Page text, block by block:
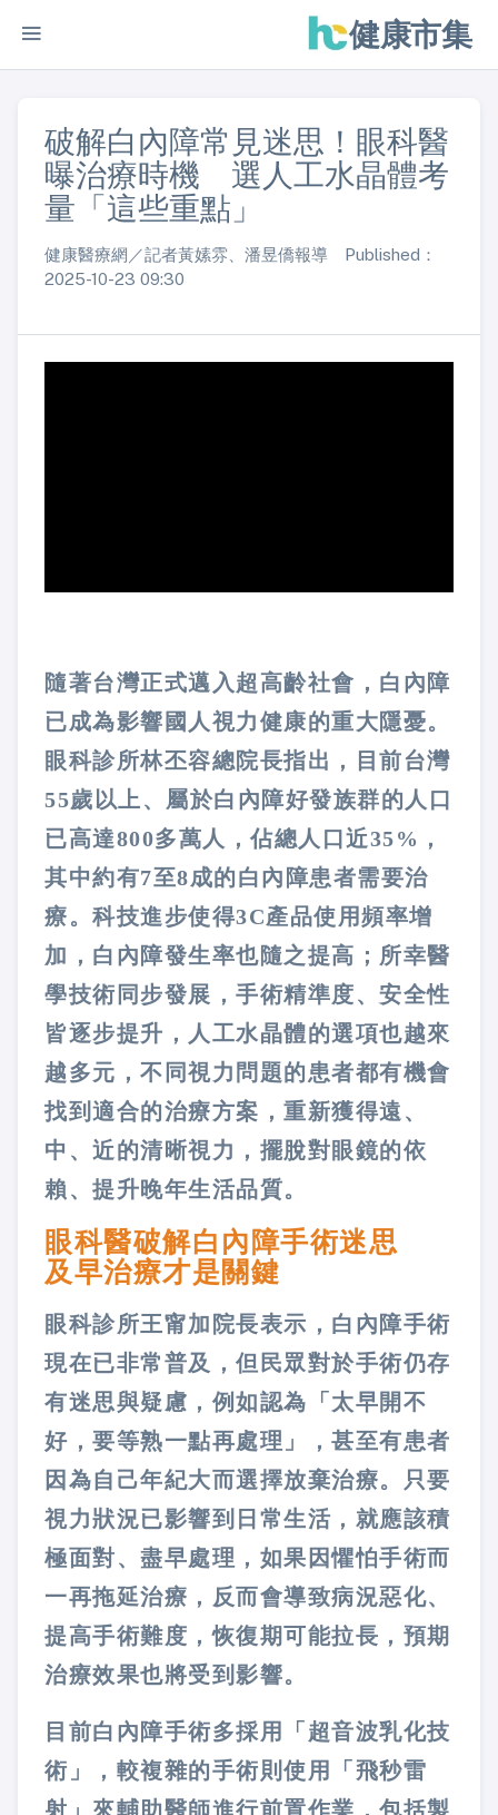
健康市集
破解白內障常見迷思！眼科醫
曝治療時機 選人工水晶體考
量「這些重點」
健康醫療網／記者黃嫊雰、潘昱僑報導 Published：
2025-10-23 09:30
隨著台灣正式邁入超高齡社會，白內障
已成為影響國人視力健康的重大隱憂。
眼科診所林丕容總院長指出，目前台灣
55歲以上、屬於白內障好發族群的人口
已高達800多萬人，佔總人口近35%，
其中約有7至8成的白內障患者需要治
療。科技進步使得3C產品使用頻率增
加，白內障發生率也隨之提高；所幸醫
學技術同步發展，手術精準度、安全性
皆逐步提升，人工水晶體的選項也越來
越多元，不同視力問題的患者都有機會
找到適合的治療方案，重新獲得遠、
中、近的清晰視力，擺脫對眼鏡的依
賴、提升晚年生活品質。
眼科醫破解白內障手術迷思
及早治療才是關鍵
眼科診所王甯加院長表示，白內障手術
現在已非常普及，但民眾對於手術仍存
有迷思與疑慮，例如認為「太早開不
好，要等熟一點再處理」，甚至有患者
因為自己年紀大而選擇放棄治療。只要
視力狀況已影響到日常生活，就應該積
極面對、盡早處理，如果因懼怕手術而
一再拖延治療，反而會導致病況惡化、
提高手術難度，恢復期可能拉長，預期
治療效果也將受到影響。
目前白內障手術多採用「超音波乳化技
術」，較複雜的手術則使用「飛秒雷
射」來輔助醫師進行前置作業，包括製